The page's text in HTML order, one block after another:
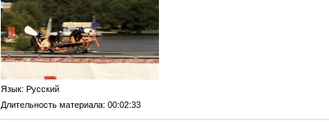
Язык: Русский
Длительность материала: 00:02:33